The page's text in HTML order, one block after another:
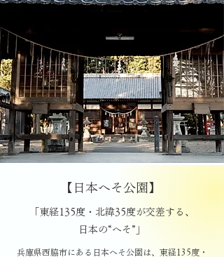
【日本へそ公園】
「東経135度・北緯35度が交差する、
日本の“へそ”」
兵庫県西脇市にある日本へそ公園は、東経135度・